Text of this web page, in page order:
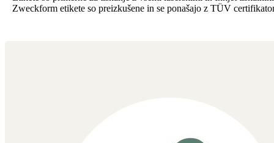
Zweckform etikete so preizkušene in se ponašajo z TÜV